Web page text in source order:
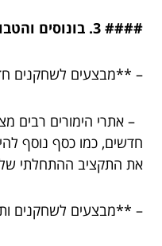
#### 3. בונוסים והטבות
– **מבצעים לשחקנים
– אתרי הימורים רבים
חדשים, כמו כסף נוסף
את התקציב ההתחלתי
– **מבצעים לשחקנים